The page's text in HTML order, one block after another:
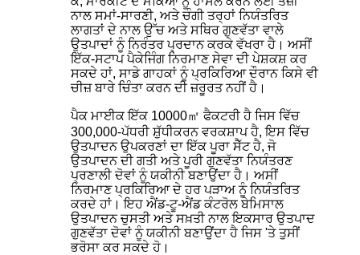
ਨਾਲ ਸਮਾਂ-ਸਾਰਣੀ, ਅਤੇ ਚੰਗੀ ਤਰ੍ਹਾਂ ਨਿਯੰਤਰਿਤ
ਲਾਗਤਾਂ ਦੇ ਨਾਲ ਉੱਚ ਅਤੇ ਸਥਿਰ ਗੁਣਵੱਤਾ ਵਾਲੇ
ਉਤਪਾਦਾਂ ਨੂੰ ਨਿਰੰਤਰ ਪ੍ਰਦਾਨ ਕਰਕੇ ਵੱਖਰਾ ਹੈ। ਅਸੀਂ
ਇੱਕ-ਸਟਾਪ ਪੈਕੇਜਿੰਗ ਨਿਰਮਾਣ ਸੇਵਾ ਦੀ ਪੇਸ਼ਕਸ਼ ਕਰ
ਸਕਦੇ ਹਾਂ, ਸਾਡੇ ਗਾਹਕਾਂ ਨੂੰ ਪ੍ਰਕਿਰਿਆ ਦੌਰਾਨ ਕਿਸੇ ਵੀ
ਚੀਜ਼ ਬਾਰੇ ਚਿੰਤਾ ਕਰਨ ਦੀ ਜ਼ਰੂਰਤ ਨਹੀਂ ਹੈ।
ਪੈਕ ਮਾਈਕ ਇੱਕ 10000㎡ ਫੈਕਟਰੀ ਹੈ ਜਿਸ ਵਿੱਚ
300,000-ਪੱਧਰੀ ਸ਼ੁੱਧੀਕਰਨ ਵਰਕਸ਼ਾਪ ਹੈ, ਇਸ ਵਿੱਚ
ਉਤਪਾਦਨ ਉਪਕਰਣਾਂ ਦਾ ਇੱਕ ਪੂਰਾ ਸੈੱਟ ਹੈ, ਜੋ
ਉਤਪਾਦਨ ਦੀ ਗਤੀ ਅਤੇ ਪੂਰੀ ਗੁਣਵੱਤਾ ਨਿਯੰਤਰਣ
ਪ੍ਰਣਾਲੀ ਦੋਵਾਂ ਨੂੰ ਯਕੀਨੀ ਬਣਾਉਂਦਾ ਹੈ। ਅਸੀਂ
ਨਿਰਮਾਣ ਪ੍ਰਕਿਰਿਆ ਦੇ ਹਰ ਪੜਾਅ ਨੂੰ ਨਿਯੰਤਰਿਤ
ਕਰਦੇ ਹਾਂ। ਇਹ ਐਂਡ-ਟੂ-ਐਂਡ ਕੰਟਰੋਲ ਬੇਮਿਸਾਲ
ਉਤਪਾਦਨ ਚੁਸਤੀ ਅਤੇ ਸਖ਼ਤੀ ਨਾਲ ਇਕਸਾਰ ਉਤਪਾਦ
ਗੁਣਵੱਤਾ ਦੋਵਾਂ ਨੂੰ ਯਕੀਨੀ ਬਣਾਉਂਦਾ ਹੈ ਜਿਸ 'ਤੇ ਤੁਸੀਂ
ਭਰੋਸਾ ਕਰ ਸਕਦੇ ਹੋ।